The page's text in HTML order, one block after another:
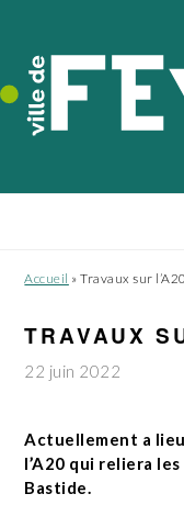
navigation
principale
contenu
principal
pied
de
page
Accueil »Travaux sur
TRAVAUX
22 juin 2022
Actuellement a
l’A20 qui reliera
Bastide.